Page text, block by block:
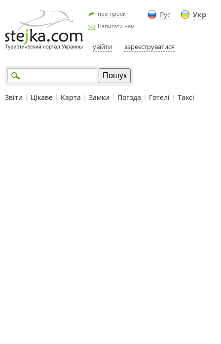
Рус Укр
про проект
Написати нам
увійти зареєструватися
Звіти | Цікаве | Карта | Замки | Погода | Готелі | Таксі